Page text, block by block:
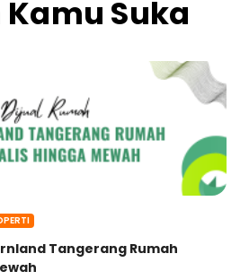
Suka
Tangerang Rumah